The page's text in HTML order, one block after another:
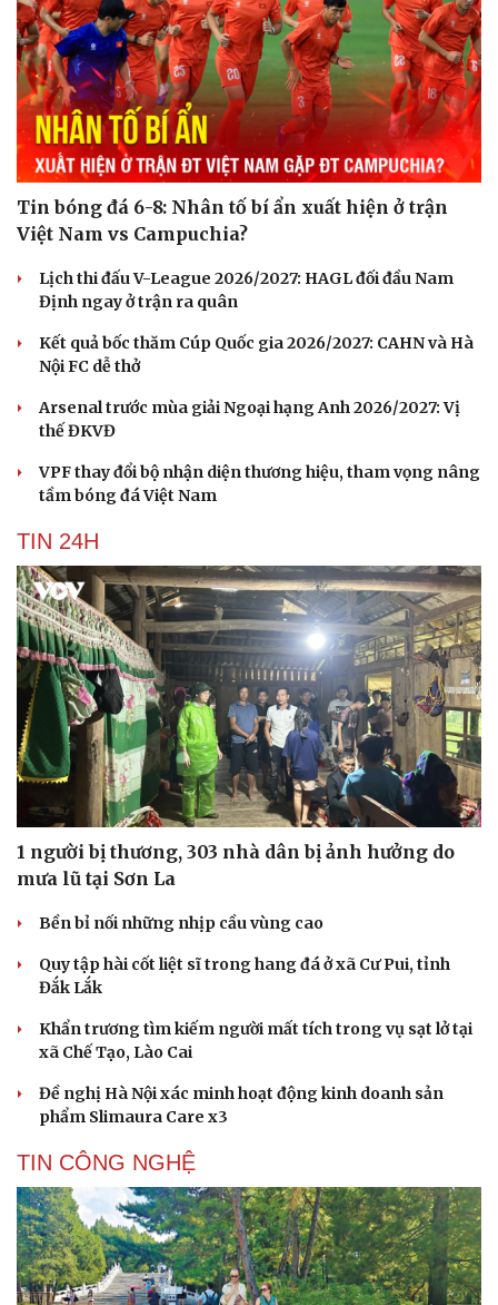
Tư vấn
Săn Tour
check-in
Câu chuyện thời sự
Đọc truyện đêm khuya
Cửa sổ tình yêu
Kể chuyện cho bé
Hạt giống tâm hồn
Tin bóng đá 6-8: Nhân tố bí ẩn xuất hiện ở trận
Việt Nam vs Campuchia?
Lịch thi đấu V-League 2026/2027: HAGL đối đầu Nam
Định ngay ở trận ra quân
Kết quả bốc thăm Cúp Quốc gia 2026/2027: CAHN và Hà
Nội FC dễ thở
Arsenal trước mùa giải Ngoại hạng Anh 2026/2027: Vị
thế ĐKVĐ
VPF thay đổi bộ nhận diện thương hiệu, tham vọng nâng
tầm bóng đá Việt Nam
TIN 24H
1 người bị thương, 303 nhà dân bị ảnh hưởng do
mưa lũ tại Sơn La
Bền bỉ nối những nhịp cầu vùng cao
Quy tập hài cốt liệt sĩ trong hang đá ở xã Cư Pui, tỉnh
Đắk Lắk
Khẩn trương tìm kiếm người mất tích trong vụ sạt lở tại
xã Chế Tạo, Lào Cai
Đề nghị Hà Nội xác minh hoạt động kinh doanh sản
phẩm Slimaura Care x3
TIN CÔNG NGHỆ